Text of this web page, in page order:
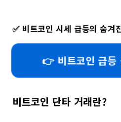
✅ 비트코인 시세 급등의 숨겨
👉 비트코인 급등
비트코인 단타 거래란?